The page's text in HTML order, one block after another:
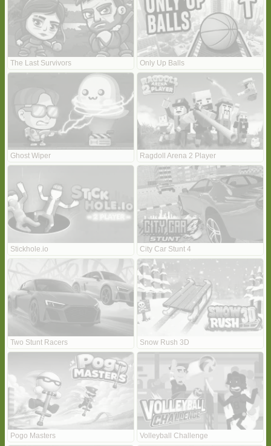
The Last Survivors Only Up Balls
Ghost Wiper Ragdoll Arena 2 Player
Stickhole.io City Car Stunt 4
Two Stunt Racers Snow Rush 3D
Pogo Masters Volleyball Challenge